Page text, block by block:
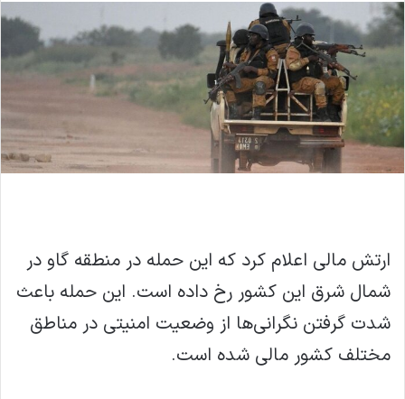
ارتش مالی اعلام کرد که این حمله در منطقه گاو در
شمال شرق این کشور رخ داده است. این حمله باعث
شدت گرفتن نگرانی‌ها از وضعیت امنیتی در مناطق
مختلف کشور مالی شده است.